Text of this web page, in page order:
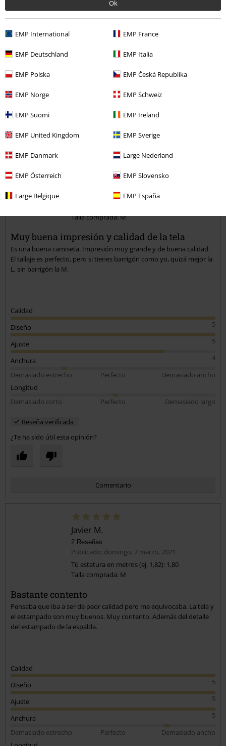
Ok
EMP International EMP France
EMP Deutschland EMP Italia
EMP Polska EMP Česká Republika
EMP Norge EMP Schweiz
EMP Suomi EMP Ireland
EMP United Kingdom EMP Sverige
EMP Danmark Large Nederland
EMP Österreich EMP Slovensko
Large Belgique EMP España
Demasiado estrecho
Perfecto
Demasiado ancho
Longitud
¿Te ha sido útil esta opinión?
Enviar comentario
Publicado: sábado, 10 abril, 2021
Talla comprada: M
Muy buena impresión y calidad de la tela
Es una buena camiseta. Impresión muy grande y de buena calidad.
El tallaje es perfecto, pero si tienes barrigón como yo, quizá mejor la
L, sin barrigón la M.
Calidad
5
Diseño
5
Ajuste
4
Anchura
Demasiado estrecho
Perfecto
Demasiado ancho
Longitud
Demasiado corto
Perfecto Demasiado largo
Reseña verificada
¿Te ha sido útil esta opinión?
Comentario
Javier M.
2 Reseñas
Publicado: domingo, 7 marzo, 2021
Tú estatura en metros (ej. 1,82): 1,80
Talla comprada: M
Bastante contento
Pensaba que iba a ser de peor calidad pero me equivocaba. La tela y
el estampado son muy buenos. Muy contento. Además del detalle
del estampado de la espalda.
Calidad
5
Diseño
5
Ajuste
5
Anchura
Demasiado estrecho
Perfecto
Demasiado ancho